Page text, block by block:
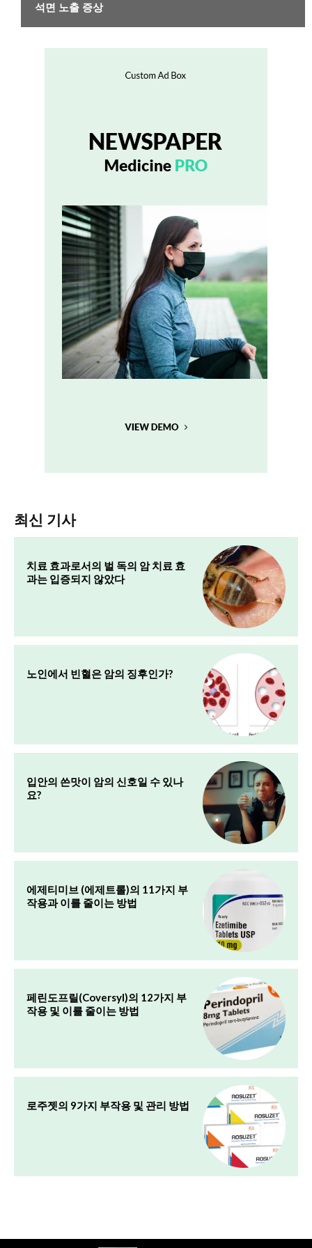
석면 노출 증상
최신 기사
치료 효과로서의 벌 독의 암 치료 효
과는 입증되지 않았다
노인에서 빈혈은 암의 징후인가?
입안의 쓴맛이 암의 신호일 수 있나
요?
에제티미브 (에제트롤)의 11가지 부
작용과 이를 줄이는 방법
페린도프릴(Coversyl)의 12가지 부
작용 및 이를 줄이는 방법
로주젯의 9가지 부작용 및 관리 방법